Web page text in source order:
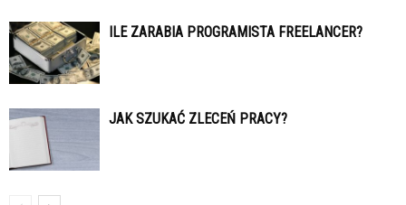
ILE ZARABIA PROGRAMISTA FREELANCER?
JAK SZUKAĆ ZLECEŃ PRACY?